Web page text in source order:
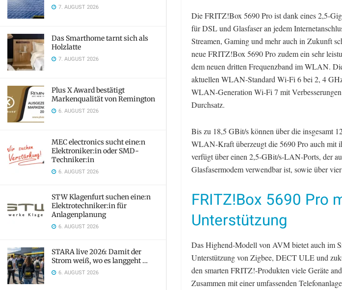
7. AUGUST 2026
Das Smarthome tarnt sich als
Holzlatte
7. AUGUST 2026
Plus X Award bestätigt
Markenqualität von Remington
6. AUGUST 2026
MEC electronics sucht eine:n
Elektroniker:in oder SMD-
Techniker:in
6. AUGUST 2026
STW Klagenfurt suchen eine:n
Elektrotechniker:in für
Anlagenplanung
6. AUGUST 2026
STARA live 2026: Damit der
Strom weiß, wo es langgeht …
6. AUGUST 2026
Die FRITZ!Box 5690 Pro ist dank eines 2,5-
für DSL und Glasfaser an jedem
Streamen, Gaming und mehr auch in Zukunft
neue FRITZ!Box 5690 Pro zudem ein sehr
dem neuen dritten Frequenzband im WLAN.
aktuellen WLAN-Standard Wi-Fi 6 bei 2, 4
WLAN-Generation Wi-Fi 7 mit
Durchsatz.
Bis zu 18,5 GBit/s können über die insgesamt
WLAN-Kraft überzeugt die 5690 Pro auch mit
verfügt über einen 2,5-GBit/s-LAN-Ports, der
Glasfasermodem verwendbar ist, sowie über
FRITZ!Box 5690 Pro
Unterstützung
Das Highend-Modell von AVM bietet auch im
Unterstützung von Zigbee, DECT ULE und
den smarten FRITZ!-Produkten viele Geräte
Zusammen mit einer umfassenden